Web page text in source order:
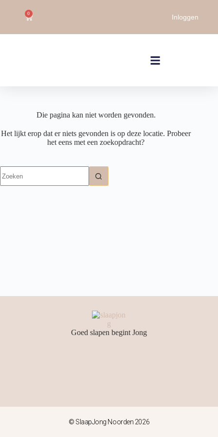
0 Inloggen
Die pagina kan niet worden gevonden.
Het lijkt erop dat er niets gevonden is op deze locatie. Probeer
het eens met een zoekopdracht?
Goed slapen begint Jong
© SlaapJong Noorden 2026